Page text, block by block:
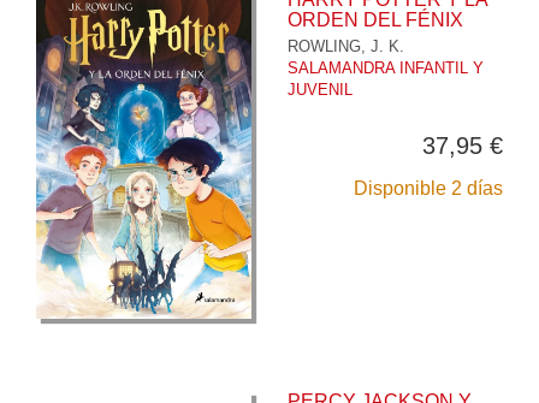
ORDEN DEL FÉNIX
ROWLING, J. K.
SALAMANDRA INFANTIL Y
JUVENIL
37,95 €
Disponible 2 días